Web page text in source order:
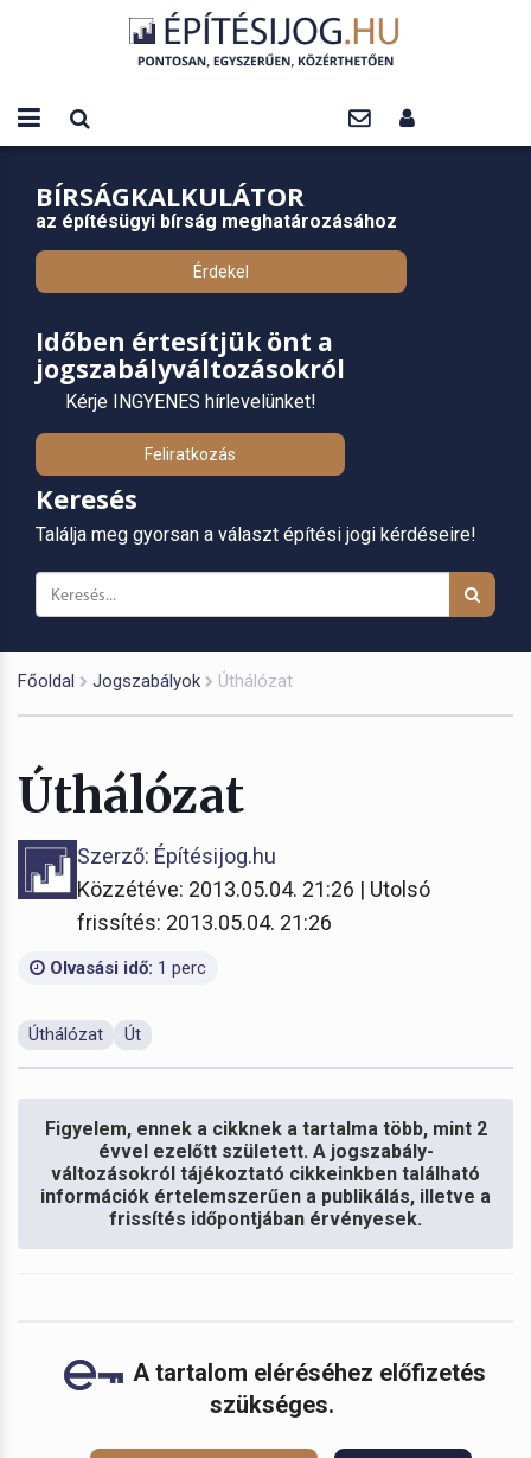
BÍRSÁGKALKULÁTOR
az építésügyi bírság meghatározásához
Érdekel
Időben értesítjük önt a
jogszabályváltozásokról
Kérje INGYENES hírlevelünket!
Feliratkozás
Keresés
Találja meg gyorsan a választ építési jogi kérdéseire!
Főoldal Jogszabályok Úthálózat
Úthálózat
Szerző: Építésijog.hu
Közzétéve: 2013.05.04. 21:26 | Utolsó
frissítés: 2013.05.04. 21:26
Olvasási idő: 1 perc
Úthálózat Út
Figyelem, ennek a cikknek a tartalma több, mint 2
évvel ezelőtt született. A jogszabály-
változásokról tájékoztató cikkeinkben található
információk értelemszerűen a publikálás, illetve a
frissítés időpontjában érvényesek.
A tartalom eléréséhez előfizetés
szükséges.